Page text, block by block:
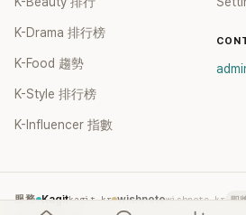
K-Drama 排行榜
K-Food 趨勢
K-Style 排行榜
K-Influencer 指數
服務 Kagitkagit.kr wishnotewishnote.kr 即